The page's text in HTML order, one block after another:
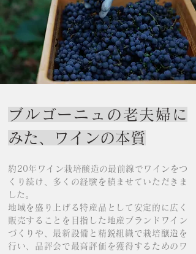
ブルゴーニュの老夫婦に
みた、
ワインの本質
​​約20年ワイン栽培醸造の最前線でワインをつ
くり続け、多くの経験を積ませていただきま
した。
地域を盛り上げる特産品として安定的に広く
販売することを目指した地産ブランドワイン
づくりや、 最新設備と精鋭組織で栽培醸造を
行い、品評会で最高評価を獲得するためのワ